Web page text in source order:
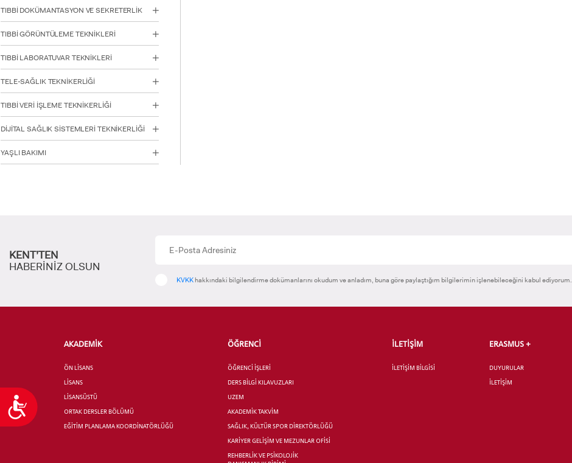
Ulaşılabilirlik
TIBBİ DOKÜMANTASYON VE SEKRETERLİK
TIBBİ GÖRÜNTÜLEME TEKNİKLERİ
TIBBİ LABORATUVAR TEKNİKLERİ
TELE-SAĞLIK TEKNİKERLİĞİ
TIBBİ VERİ İŞLEME TEKNİKERLİĞİ
DİJİTAL SAĞLIK SİSTEMLERİ TEKNİKERLİĞİ
YAŞLI BAKIMI
KENT’TEN
HABERİNİZ OLSUN
KVKK hakkındaki bilgilendirme dokümanlarını okudum ve anladım, buna göre paylaştığım bilgilerimin işlenebileceğini kabul ediyorum.
AKADEMİK
ÖN LİSANS
LİSANS
LİSANSÜSTÜ
ORTAK DERSLER BÖLÜMÜ
EĞİTİM PLANLAMA KOORDİNATÖRLÜĞÜ
ÖĞRENCİ
ÖĞRENCİ İŞLERİ
DERS BİLGİ KILAVUZLARI
UZEM
AKADEMİK TAKVİM
SAĞLIK, KÜLTÜR SPOR DİREKTÖRLÜĞÜ
KARİYER GELİŞİM VE MEZUNLAR OFİSİ
REHBERLİK VE PSİKOLOJİK
İLETİŞİM
İLETİŞİM BİLGİSİ
ERASMUS +
DUYURULAR
İLETİŞİM